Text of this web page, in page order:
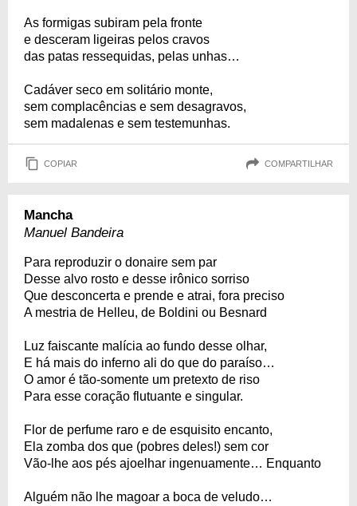
As formigas subiram pela fronte
e desceram ligeiras pelos cravos
das patas ressequidas, pelas unhas…
Cadáver seco em solitário monte,
sem complacências e sem desagravos,
sem madalenas e sem testemunhas.
COPIAR COMPARTILHAR
Mancha
Manuel Bandeira
Para reproduzir o donaire sem par
Desse alvo rosto e desse irônico sorriso
Que desconcerta e prende e atrai, fora preciso
A mestria de Helleu, de Boldini ou Besnard
Luz faiscante malícia ao fundo desse olhar,
E há mais do inferno ali do que do paraíso…
O amor é tão-somente um pretexto de riso
Para esse coração flutuante e singular.
Flor de perfume raro e de esquisito encanto,
Ela zomba dos que (pobres deles!) sem cor
Vão-lhe aos pés ajoelhar ingenuamente… Enquanto
Alguém não lhe magoar a boca de veludo…